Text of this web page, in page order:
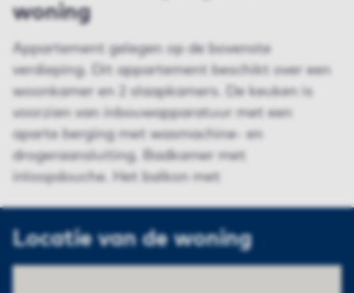
woning
Appartement gelegen op de bovenste
verdieping. Dit appartement beschikt over een
woonkamer en 2 slaapkamers. De keuken is
voorzien van inbouwapparatuur met een
aparte berging met wasmachine- en
drogeraansluiting. Badkamer met
inloopdouche. Het balkon met
Locatie van de woning